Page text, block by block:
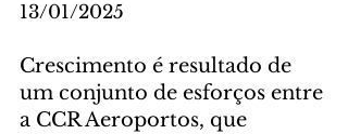
13/01/2025
Crescimento é resultado de
um conjunto de esforços entre
a CCR Aeroportos, que